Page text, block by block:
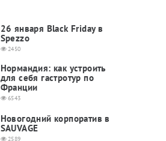
26 января Black Friday в
Spezzo
2450
Нормандия: как устроить
для себя гастротур по
Франции
6543
Новогодний корпоратив в
SAUVAGE
2589